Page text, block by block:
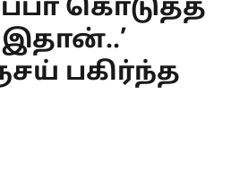
கொடுத்த
பகிர்ந்த